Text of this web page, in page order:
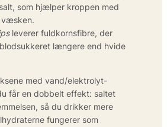
som hjælper kroppen med
væsken.
leverer fuldkornsfibre, der
længere end hvide
med vand/elektrolyt-
får en dobbelt effekt: saltet
så du drikker mere
fungerer som